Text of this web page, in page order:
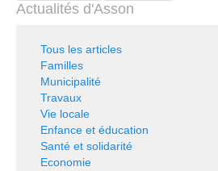
Actualités d'Asson
Tous les articles
Familles
Municipalité
Travaux
Vie locale
Enfance et éducation
Santé et solidarité
Economie